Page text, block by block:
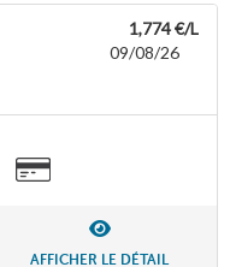
1,774 €/L
09/08/26
AFFICHER LE DÉTAIL